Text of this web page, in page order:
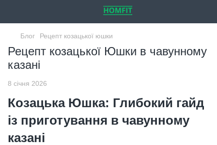
Блог Рецепт козацької юшки
Рецепт козацької Юшки в чавунному
казані
8 січня 2026
Козацька Юшка: Глибокий гайд
із приготування в чавунному
казані